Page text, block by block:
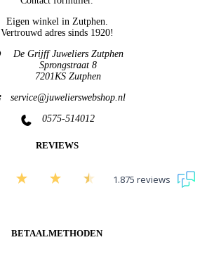
Eigen winkel in Zutphen
Vertrouwd adres sinds 1920!
De Grijff Juweliers Zutphen
Sprongstraat 8
7201KS Zutphen
service@juwelierswebshop.nl
0575-514012
REVIEWS
1.875 reviews
BETAALMETHODEN